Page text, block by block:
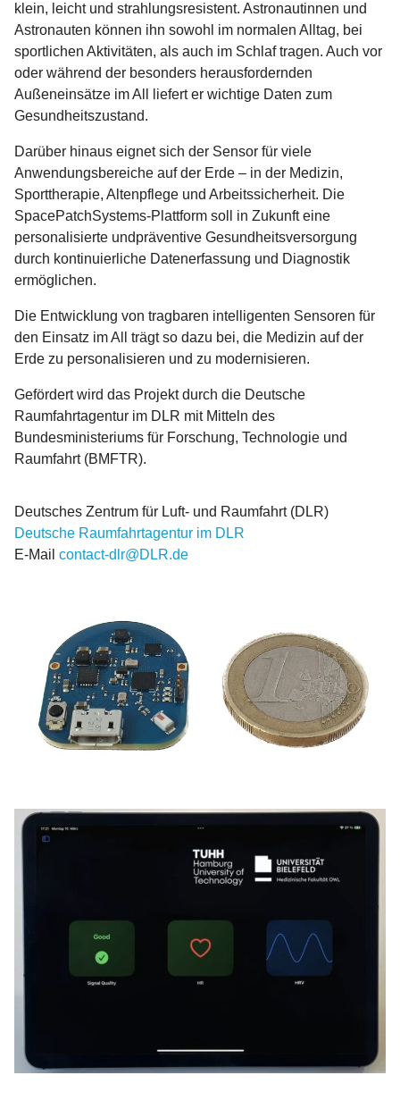
klein, leicht und strahlungsresistent. Astronautinnen und
Astronauten können ihn sowohl im normalen Alltag, bei
sportlichen Aktivitäten, als auch im Schlaf tragen. Auch vor
oder während der besonders herausfordernden
Außeneinsätze im All liefert er wichtige Daten zum
Gesundheitszustand.
Darüber hinaus eignet sich der Sensor für viele
Anwendungsbereiche auf der Erde – in der Medizin,
Sporttherapie, Altenpflege und Arbeitssicherheit. Die
SpacePatchSystems-Plattform soll in Zukunft eine
personalisierte undpräventive Gesundheitsversorgung
durch kontinuierliche Datenerfassung und Diagnostik
ermöglichen.
Die Entwicklung von tragbaren intelligenten Sensoren für
den Einsatz im All trägt so dazu bei, die Medizin auf der
Erde zu personalisieren und zu modernisieren.
Gefördert wird das Projekt durch die Deutsche
Raumfahrtagentur im DLR mit Mitteln des
Bundesministeriums für Forschung, Technologie und
Raumfahrt (BMFTR).
Deutsches Zentrum für Luft- und Raumfahrt (DLR)
Deutsche Raumfahrtagentur im DLR
E-Mail contact-dlr@DLR.de